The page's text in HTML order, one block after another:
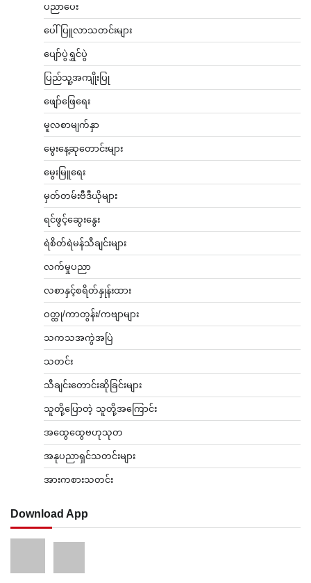
ပညာပေး
ပေါ်ပြူလာသတင်းများ
ပျော်ပွဲရွှင်ပွဲ
ပြည်သူ့အကျိုးပြု
ဖျော်ဖြေရေး
မူလစာမျက်နှာ
မွေးနေ့ဆုတောင်းများ
မွေးမြူရေး
မှတ်တမ်းဗီဒီယိုများ
ရင်ဖွင့်ဆွေးနွေး
ရဲစိတ်ရဲမန်သီချင်းများ
လက်မှုပညာ
လစာနှင့်စရိတ်နှုန်းထား
ဝတ္ထု/ကာတွန်း/ကဗျာများ
သကသအကွဲအပြဲ
သတင်း
သီချင်းတောင်းဆိုခြင်းများ
သူတို့ပြောတဲ့ သူတို့အကြောင်း
အထွေထွေဗဟုသုတ
အနုပညာရှင်သတင်းများ
အားကစားသတင်း
Download App